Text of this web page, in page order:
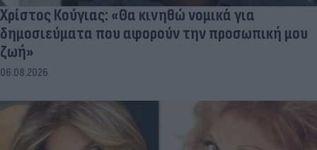
Χρίστος Κούγιας: «Θα κινηθώ νομικά για
δημοσιεύματα που αφορούν την προσωπική μου
ζωή»
06.08.2026